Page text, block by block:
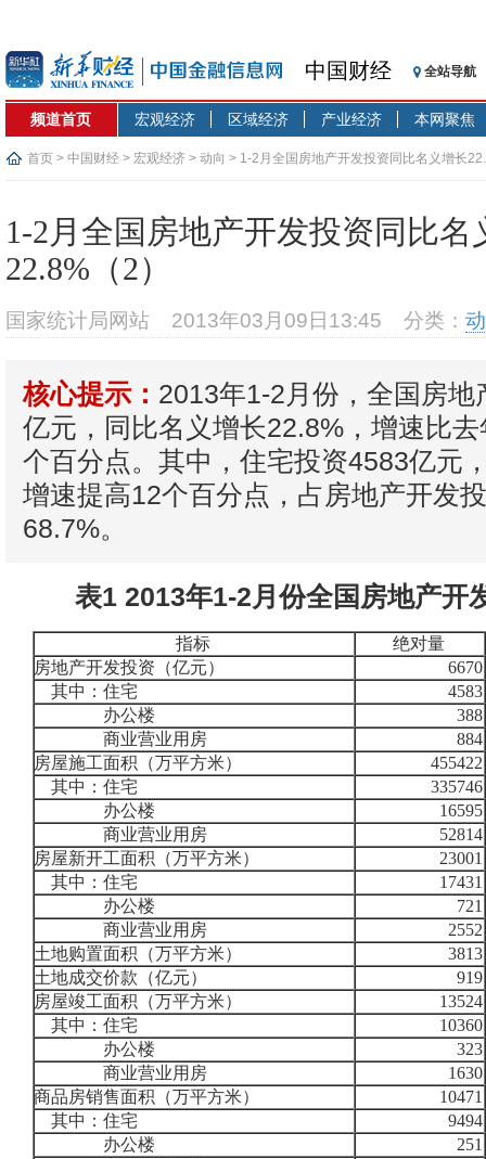
中国财经 全站导航
频道首页 宏观经济 区域经济 产业经济 本网聚焦
首页 > 中国财经 > 宏观经济 > 动向 > 1-2月全国房地产开发投资同比名义增长
1-2月全国房地产开发投资同比名
22.8%（2）
国家统计局网站 2013年03月09日13:45 分类：
核心提示： 2013年1-2月份，全国房地
亿元，同比名义增长22.8%，增速比
个百分点。其中，住宅投资4583亿元
增速提高12个百分点，占房地产开发
68.7%。
表1 2013年1-2月份全国房地产开
指标
绝对量
房地产开发投资（亿元）
6670
其中：住宅
4583
办公楼
388
商业营业用房
884
房屋施工面积（万平方米）
455422
其中：住宅
335746
办公楼
16595
商业营业用房
52814
房屋新开工面积（万平方米）
23001
其中：住宅
17431
办公楼
721
商业营业用房
2552
土地购置面积（万平方米）
3813
土地成交价款（亿元）
919
房屋竣工面积（万平方米）
13524
其中：住宅
10360
办公楼
323
商业营业用房
1630
商品房销售面积（万平方米）
10471
其中：住宅
9494
办公楼
251